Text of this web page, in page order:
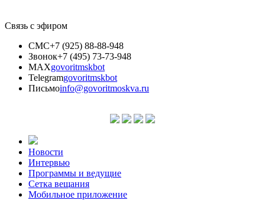
Связь с эфиром
СМС+7 (925) 88-88-948
Звонок+7 (495) 73-73-948
MAXgovoritmskbot
Telegramgovoritmskbot
Письмоinfo@govoritmoskva.ru
Новости
Интервью
Программы и ведущие
Сетка вещания
Мобильное приложение